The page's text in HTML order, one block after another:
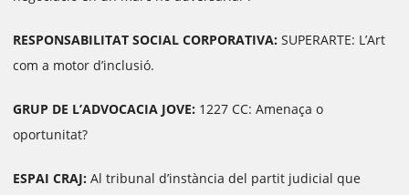
RESPONSABILITAT SOCIAL CORPORATIVA: SUPERARTE: L’Art
com a motor d’inclusió.
GRUP DE L’ADVOCACIA JOVE: 1227 CC: Amenaça o
oportunitat?
ESPAI CRAJ: Al tribunal d’instància del partit judicial que